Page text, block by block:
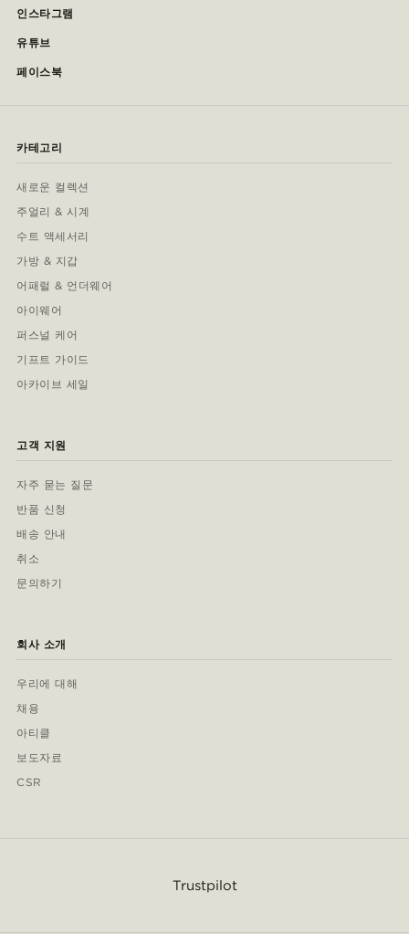
인스타그램
유튜브
페이스북
카테고리
새로운 컬렉션
주얼리 & 시계
수트 액세서리
가방 & 지갑
어패럴 & 언더웨어
아이웨어
퍼스널 케어
기프트 가이드
아카이브 세일
고객 지원
자주 묻는 질문
반품 신청
배송 안내
취소
문의하기
회사 소개
우리에 대해
채용
아티클
보도자료
CSR
Trustpilot